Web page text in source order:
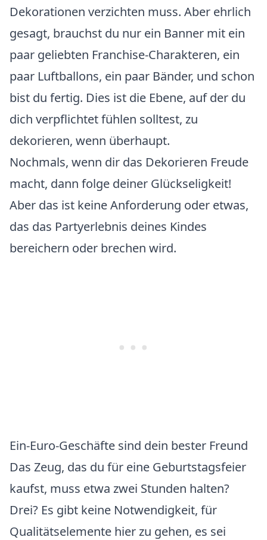
Dekorationen verzichten muss. Aber ehrlich
gesagt, brauchst du nur ein Banner mit ein
paar geliebten Franchise-Charakteren, ein
paar Luftballons, ein paar Bänder, und schon
bist du fertig. Dies ist die Ebene, auf der du
dich verpflichtet fühlen solltest, zu
dekorieren, wenn überhaupt.
Nochmals, wenn dir das Dekorieren Freude
macht, dann folge deiner Glückseligkeit!
Aber das ist keine Anforderung oder etwas,
das das Partyerlebnis deines Kindes
bereichern oder brechen wird.
Ein-Euro-Geschäfte sind dein bester Freund
Das Zeug, das du für eine Geburtstagsfeier
kaufst, muss etwa zwei Stunden halten?
Drei? Es gibt keine Notwendigkeit, für
Qualitätselemente hier zu gehen, es sei